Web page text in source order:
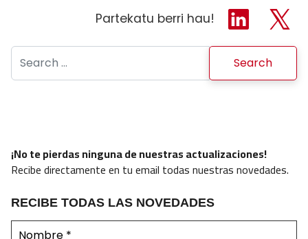
Partekatu berri hau!
Search for:
¡No te pierdas ninguna de nuestras actualizaciones!
Recibe directamente en tu email todas nuestras novedades.
RECIBE TODAS LAS NOVEDADES